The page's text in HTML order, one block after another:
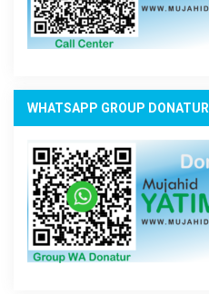
WHATSAPP GROUP DONATUR